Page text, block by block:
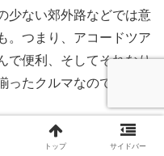
少ない郊外路などでは意
。つまり、アコードツア
で便利、そしてそれなり
たクルマなのです。
、思わぬストレスの原因
。その点、アコードツア
トップ サイドバー